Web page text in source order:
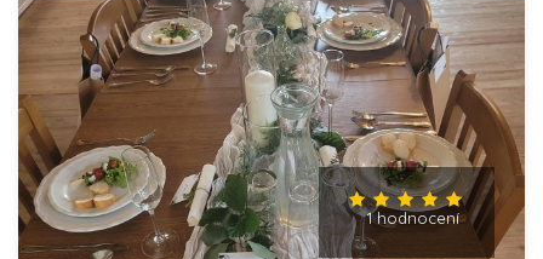
1 hodnocení